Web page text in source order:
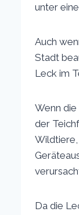
unter
Auch
Stadt
Leck im
Wenn
der
Wildtiere,
Da die